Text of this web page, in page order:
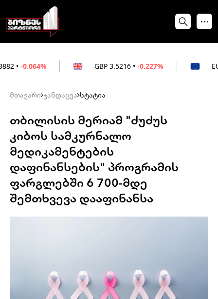
3.5216 • -0.227% 3.0212 •
მთავარი ჯანდაცვა სტატია
თბილისის მერიამ "ძუძუს
კიბოს სამკურნალო
მედიკამენტების
დაფინანსების" პროგრამის
ფარგლებში 6 700-მდე
შემთხვევა დააფინანსა